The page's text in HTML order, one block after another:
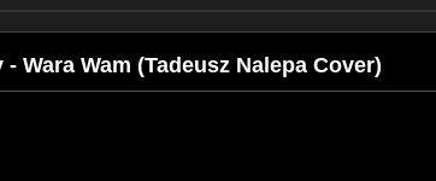
Wara Wam (Tadeusz Nalepa Cover)